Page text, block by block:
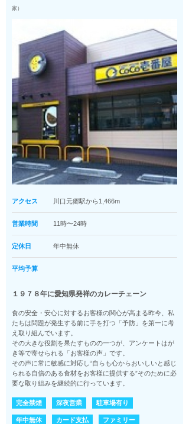
家）
アクセス 川口元郷駅から1,466m
営業時間 11時〜24時
定休日 年中無休
平均予算
１９７８年に愛知県発祥のカレーチェーン
食の安全・安心に対するお客様の関心が高まる昨今、私
たちは問題が発生する前に手を打つ「予防」を第一に考
え取り組んでいます。
その大きな役割を果たすものの一つが、アンケートはが
き等で寄せられる「お客様の声」です。
その声に常に敏感に対応し“自らも心からおいしいと感じ
られる自信のある食材をお客様に提供する”そのために必
要な取り組みを継続的に行っています。
完全禁煙 深夜営業 駐車場有り
年中無休 カード支払 ファミリー